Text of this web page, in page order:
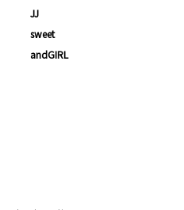
JJ
sweet
andGIRL